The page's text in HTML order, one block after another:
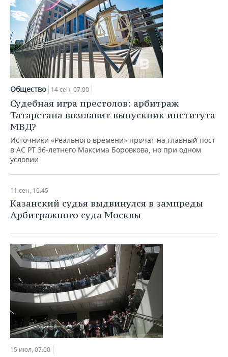
Общество 14 сен, 07:00
Судебная игра престолов: арбитраж
Татарстана возглавит выпускник института
МВД?
Источники «Реального времени» прочат на главный пост
в АС РТ 36-летнего Максима Боровкова, но при одном
условии
11 сен, 10:45
​Казанский судья выдвинулся в зампреды
Арбитражного суда Москвы
15 июл, 07:00